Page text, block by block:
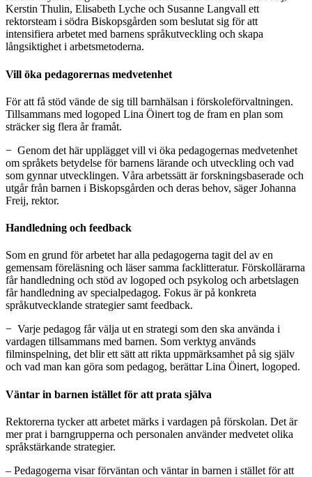
Kerstin Thulin, Elisabeth Lyche och Susanne Langvall ett
rektorsteam i södra Biskopsgården som beslutat sig för att
intensifiera arbetet med barnens språkutveckling och skapa
långsiktighet i arbetsmetoderna.
Vill öka pedagorernas medvetenhet
För att få stöd vände de sig till barnhälsan i förskoleförvaltningen.
Tillsammans med logoped Lina Öinert tog de fram en plan som
sträcker sig flera år framåt.
− Genom det här upplägget vill vi öka pedagogernas medvetenhet
om språkets betydelse för barnens lärande och utveckling och vad
som gynnar utvecklingen. Våra arbetssätt är forskningsbaserade och
utgår från barnen i Biskopsgården och deras behov, säger Johanna
Freij, rektor.
Handledning och feedback
Som en grund för arbetet har alla pedagogerna tagit del av en
gemensam föreläsning och läser samma facklitteratur. Förskollärarna
får handledning och stöd av logoped och psykolog och arbetslagen
får handledning av specialpedagog. Fokus är på konkreta
språkutvecklande strategier samt feedback.
− Varje pedagog får välja ut en strategi som den ska använda i
vardagen tillsammans med barnen. Som verktyg används
filminspelning, det blir ett sätt att rikta uppmärksamhet på sig själv
och vad man kan göra som pedagog, berättar Lina Öinert, logoped.
Väntar in barnen istället för att prata själva
Rektorerna tycker att arbetet märks i vardagen på förskolan. Det är
mer prat i barngrupperna och personalen använder medvetet olika
språkstärkande strategier.
– Pedagogerna visar förväntan och väntar in barnen i stället för att